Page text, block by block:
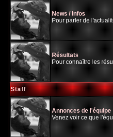
News / Infos
Pour parler de
Résultats
Pour connaître les
Staff
Annonces de l'équipe
Venez voir ce que